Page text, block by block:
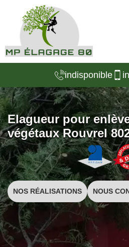
indisponible
Elagueur pour
végétaux Rouvrel
NOS RÉALISATIONS NOUS